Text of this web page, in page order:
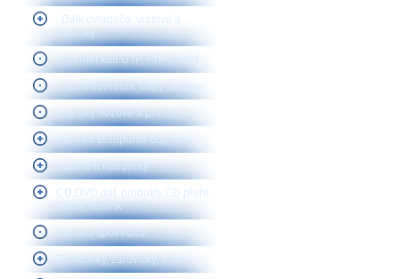
. Dálk.ovladače, vratové a
klíčenky
. internet kab.UTP, FTP a telef
.....Led osvětlení, Lupy ,svítilny,
.pojistky nožové a pro FV
Autorád Blaupunkt-doprodej
Baterie a nabíječky
CD,DVD,dat. produkty,CD přehr-
Retro, Toslink
Domácí spotřebiče,
Elektronky, žárovičky, doutn.